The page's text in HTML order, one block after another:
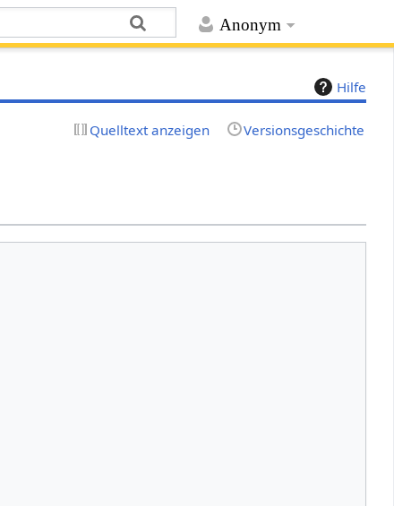
Anonym
Hilfe
Quelltext anzeigen Versionsgeschichte